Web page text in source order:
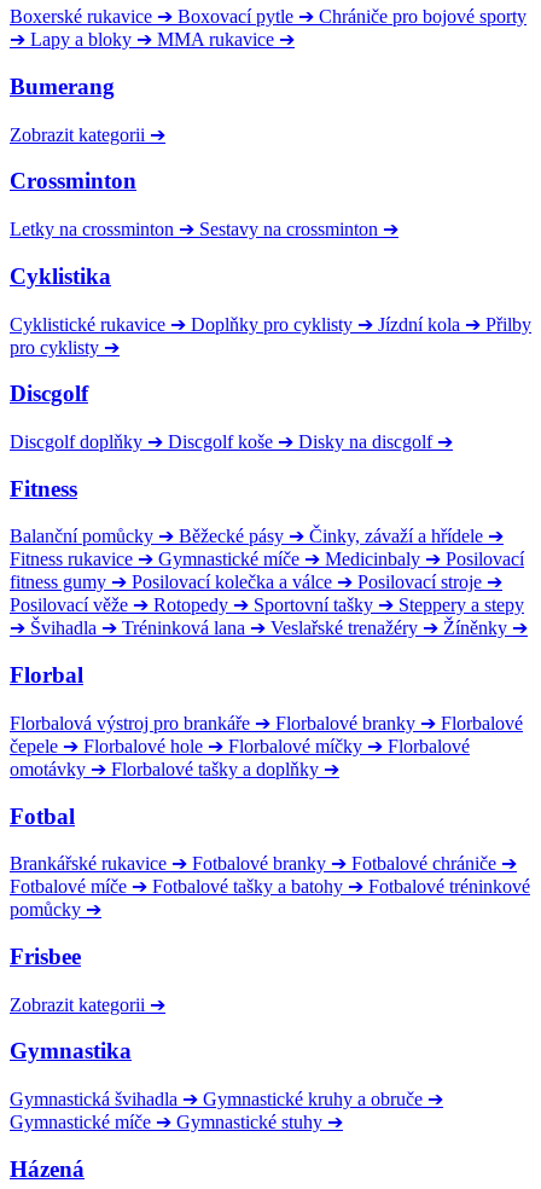
Boxerské rukavice ➔ Boxovací pytle ➔ Chrániče pro bojové sporty
➔ Lapy a bloky ➔ MMA rukavice ➔
Bumerang
Zobrazit kategorii ➔
Crossminton
Letky na crossminton ➔ Sestavy na crossminton ➔
Cyklistika
Cyklistické rukavice ➔ Doplňky pro cyklisty ➔ Jízdní kola ➔ Přilby
pro cyklisty ➔
Discgolf
Discgolf doplňky ➔ Discgolf koše ➔ Disky na discgolf ➔
Fitness
Balanční pomůcky ➔ Běžecké pásy ➔ Činky, závaží a hřídele ➔
Fitness rukavice ➔ Gymnastické míče ➔ Medicinbaly ➔ Posilovací
fitness gumy ➔ Posilovací kolečka a válce ➔ Posilovací stroje ➔
Posilovací věže ➔ Rotopedy ➔ Sportovní tašky ➔ Steppery a stepy
➔ Švihadla ➔ Tréninková lana ➔ Veslařské trenažéry ➔ Žíněnky ➔
Florbal
Florbalová výstroj pro brankáře ➔ Florbalové branky ➔ Florbalové
čepele ➔ Florbalové hole ➔ Florbalové míčky ➔ Florbalové
omotávky ➔ Florbalové tašky a doplňky ➔
Fotbal
Brankářské rukavice ➔ Fotbalové branky ➔ Fotbalové chrániče ➔
Fotbalové míče ➔ Fotbalové tašky a batohy ➔ Fotbalové tréninkové
pomůcky ➔
Frisbee
Zobrazit kategorii ➔
Gymnastika
Gymnastická švihadla ➔ Gymnastické kruhy a obruče ➔
Gymnastické míče ➔ Gymnastické stuhy ➔
Házená